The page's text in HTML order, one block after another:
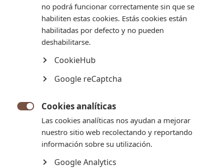
A los amantes del chocolate: Hojaldre, relleno de nutella y
Pulsa para conocer todos los detalles de la política de
envíos
no podrá funcionar correctamente sin que se
habiliten estas cookies. Estás cookies están
habilitadas por defecto y no pueden
deshabilitarse.
CookieHub
Google reCaptcha
Cookies analíticas
Las cookies analíticas nos ayudan a mejorar
nuestro sitio web recolectando y reportando
información sobre su utilización.
Google Analytics